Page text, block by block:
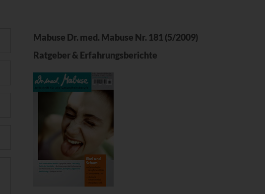
Mabuse Dr. med. Mabuse Nr. 181 (5/2009)
Ratgeber & Erfahrungsberichte